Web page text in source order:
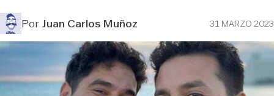
PorJuan Carlos Muñoz 31 MARZO 2023